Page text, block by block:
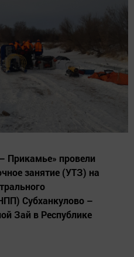
Прикамье» провели
занятие (УТЗ) на
Субханкулово –
Зай в Республике